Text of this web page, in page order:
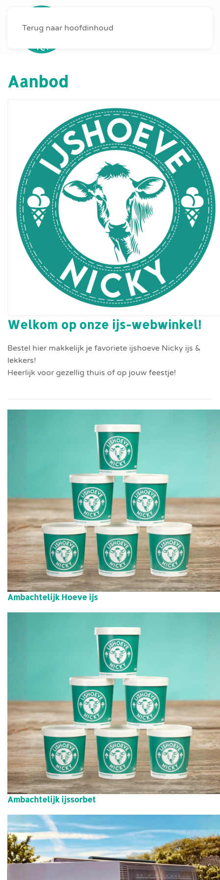
Terug naar hoofdinhoud
Aanbod
Welkom op onze ijs-webwinkel!
Bestel hier makkelijk je favoriete ijshoeve Nicky ijs &
lekkers!
Heerlijk voor gezellig thuis of op jouw feestje!
Ambachtelijk Hoeve ijs
Ambachtelijk ijssorbet